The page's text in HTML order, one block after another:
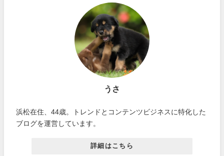
うさ
浜松在住、44歳。トレンドとコンテンツビジネスに特化した
ブログを運営しています。
詳細はこちら